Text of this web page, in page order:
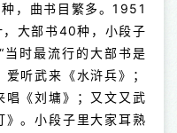
，曲书目繁多。1951
大部书40种，小段子
时最流行的大部书是
听武来《水浒兵》；
唱《刘墉》；又文又武
》。小段子里大家耳熟